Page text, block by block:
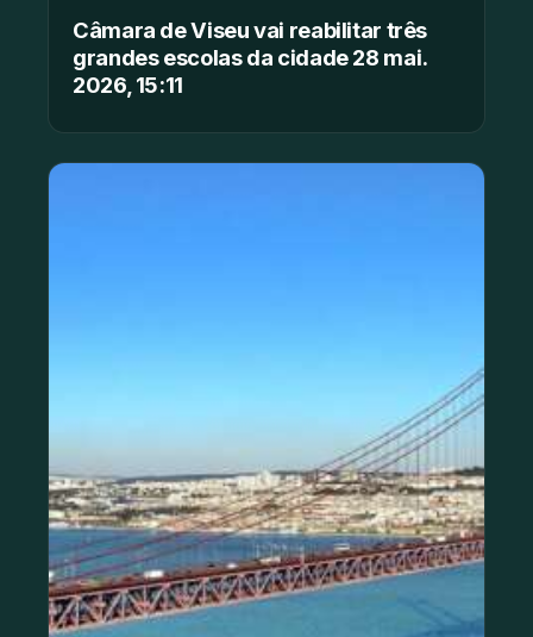
Câmara de Viseu vai reabilitar três
grandes escolas da cidade 28 mai.
2026, 15:11